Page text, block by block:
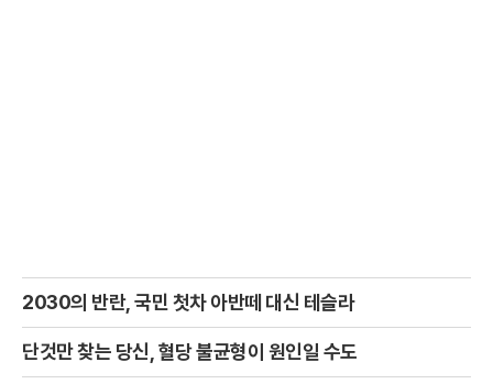
2030의 반란, 국민 첫차 아반떼 대신 테슬라
단것만 찾는 당신, 혈당 불균형이 원인일 수도